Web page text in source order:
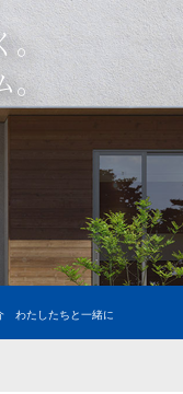
展示場予約
。
。
わたしたちと一緒に